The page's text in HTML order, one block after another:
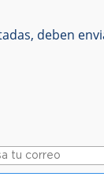
deben